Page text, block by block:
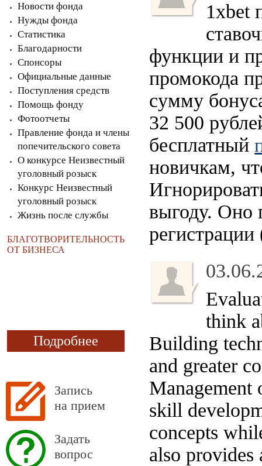
Новости фонда
Нужды фонда
Статистика
Благодарности
Спонсоры
Официальные данные
Поступления средств
Помощь фонду
Фотоотчеты
Правление фонда и члены
попечительского совета
О конкурсе Неизвестный
уголовный розыск
Конкурс Неизвестный
уголовный розыск
Жизнь после службы
БЛАГОТВОРИТЕЛЬНОСТЬ
ОТ БИЗНЕСА
Подробнее
Запись
на прием
Задать
вопрос
1xbet
функции и
промокода
сумму
32 500
бесплатный
новичкам,
выгоду. Оно
think
Building
and greater
Management
skill
concepts
also provides